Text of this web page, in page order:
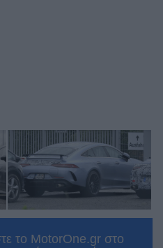
το MotorOne.gr στο